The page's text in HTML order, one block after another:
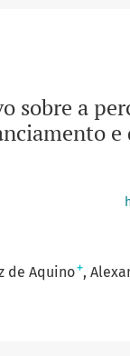
a
de Aquino+